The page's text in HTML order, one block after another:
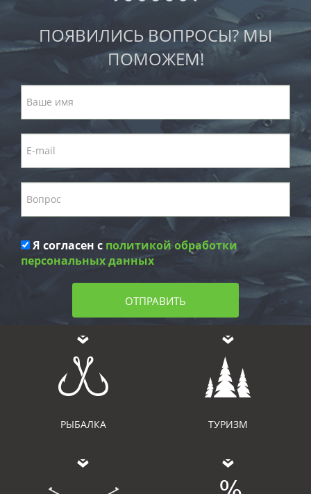
ПОЯВИЛИСЬ ВОПРОСЫ? МЫ
ПОМОЖЕМ!
Я согласен с политикой обработки
персональных данных
ОТПРАВИТЬ
РЫБАЛКА ТУРИЗМ